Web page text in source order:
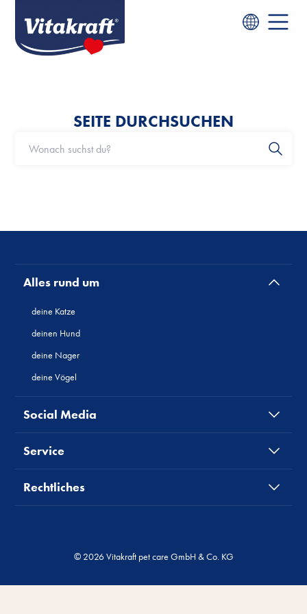
SEITE DURCHSUCHEN
Alles rund um
deine Katze
deinen Hund
deine Nager
deine Vögel
Social Media
Service
Rechtliches
© 2026 Vitakraft pet care GmbH & Co. KG